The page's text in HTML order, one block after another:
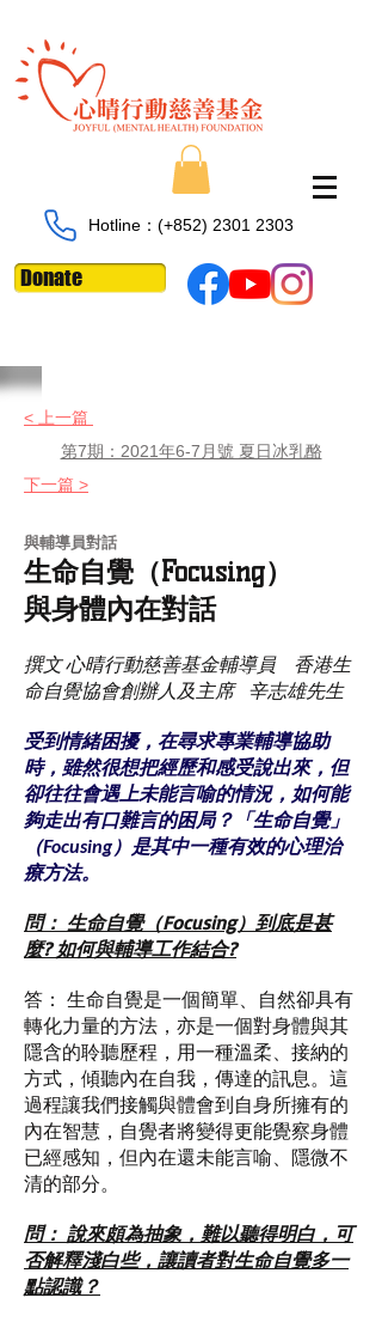
Hotline：​​(+852) 2301 2303
Donate
< 上一篇
第7期：2021年6-7月號 夏日冰乳酪
下一篇 >
與輔導員對話
生命自覺（Focusing）
與身體內在對話
撰文 心晴行動慈善基金輔導員 香港生
命自覺協會創辦人及主席 辛志雄先生
受到情緒困擾，在尋求專業輔導協助
時，雖然很想把經歷和感受說出來，但
卻往往會遇上未能言喻的情況，如何能
夠走出有口難言的困局？「生命自覺」
（Focusing）是其中一種有效的心理治
療方法。
問： 生命自覺（Focusing）到底是甚
麼? 如何與輔導工作結合?
答： 生命自覺是一個簡單、自然卻具有
轉化力量的方法，亦是一個對身體與其
隱含的聆聽歷程，用一種溫柔、接納的
方式，傾聽內在自我，傳達的訊息。這
過程讓我們接觸與體會到自身所擁有的
內在智慧，自覺者將變得更能覺察身體
已經感知，但內在還未能言喻、隱微不
清的部分。
問： 說來頗為抽象，難以聽得明白，可
否解釋淺白些，讓讀者對生命自覺多一
點認識？